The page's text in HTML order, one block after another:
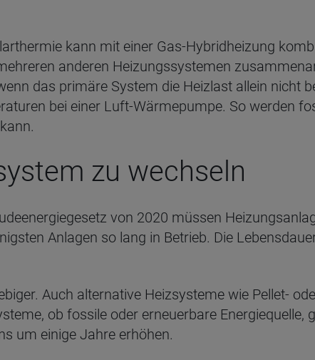
kann mit einer Gas-Hybridheizung
anderen Heizungssystemen
das primäre System die Heizlast allein nicht
bei einer Luft-Wärmepumpe. So werden
zu wechseln
von 2020 müssen
Anlagen so lang in Betrieb. Die
Auch alternative Heizsysteme wie Pellet-
ob fossile oder erneuerbare Energiequelle,
um einige Jahre erhöhen.